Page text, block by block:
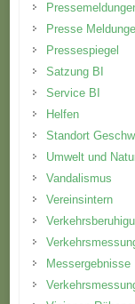
Presse
Pressespiegel
Satzung BI
Service BI
Helfen
Standort
Umwelt und
Vandalismus
Vereinsintern
Messergebnisse